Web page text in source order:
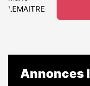
Annonces